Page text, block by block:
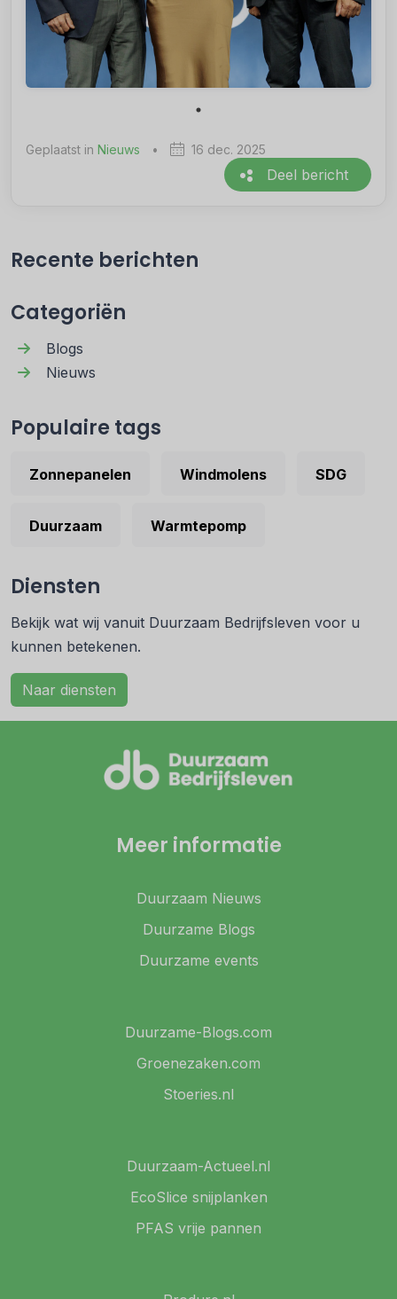
Geplaatst in Nieuws • 16 dec. 2025
Deel bericht
Recente berichten
Categoriën
Blogs
Nieuws
Populaire tags
Zonnepanelen Windmolens SDG
Duurzaam Warmtepomp
Diensten
Bekijk wat wij vanuit Duurzaam Bedrijfsleven voor u
kunnen betekenen.
Naar diensten
Meer informatie
Duurzaam Nieuws
Duurzame Blogs
Duurzame events
Duurzame-Blogs.com
Groenezaken.com
Stoeries.nl
Duurzaam-Actueel.nl
EcoSlice snijplanken
PFAS vrije pannen